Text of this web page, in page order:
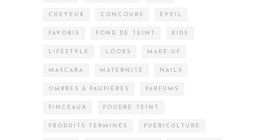
CHEVEUX CONCOURS EVEIL
FAVORIS FOND DE TEINT KIDS
LIFESTYLE LOOKS MAKE-UP
MASCARA MATERNITÉ NAILS
OMBRES À PAUPIÈRES PARFUMS
PINCEAUX POUDRE TEINT
PRODUITS TERMINÉS PUÉRICULTURE